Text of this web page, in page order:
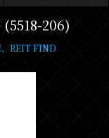
(5518-206)
、REIT FIND